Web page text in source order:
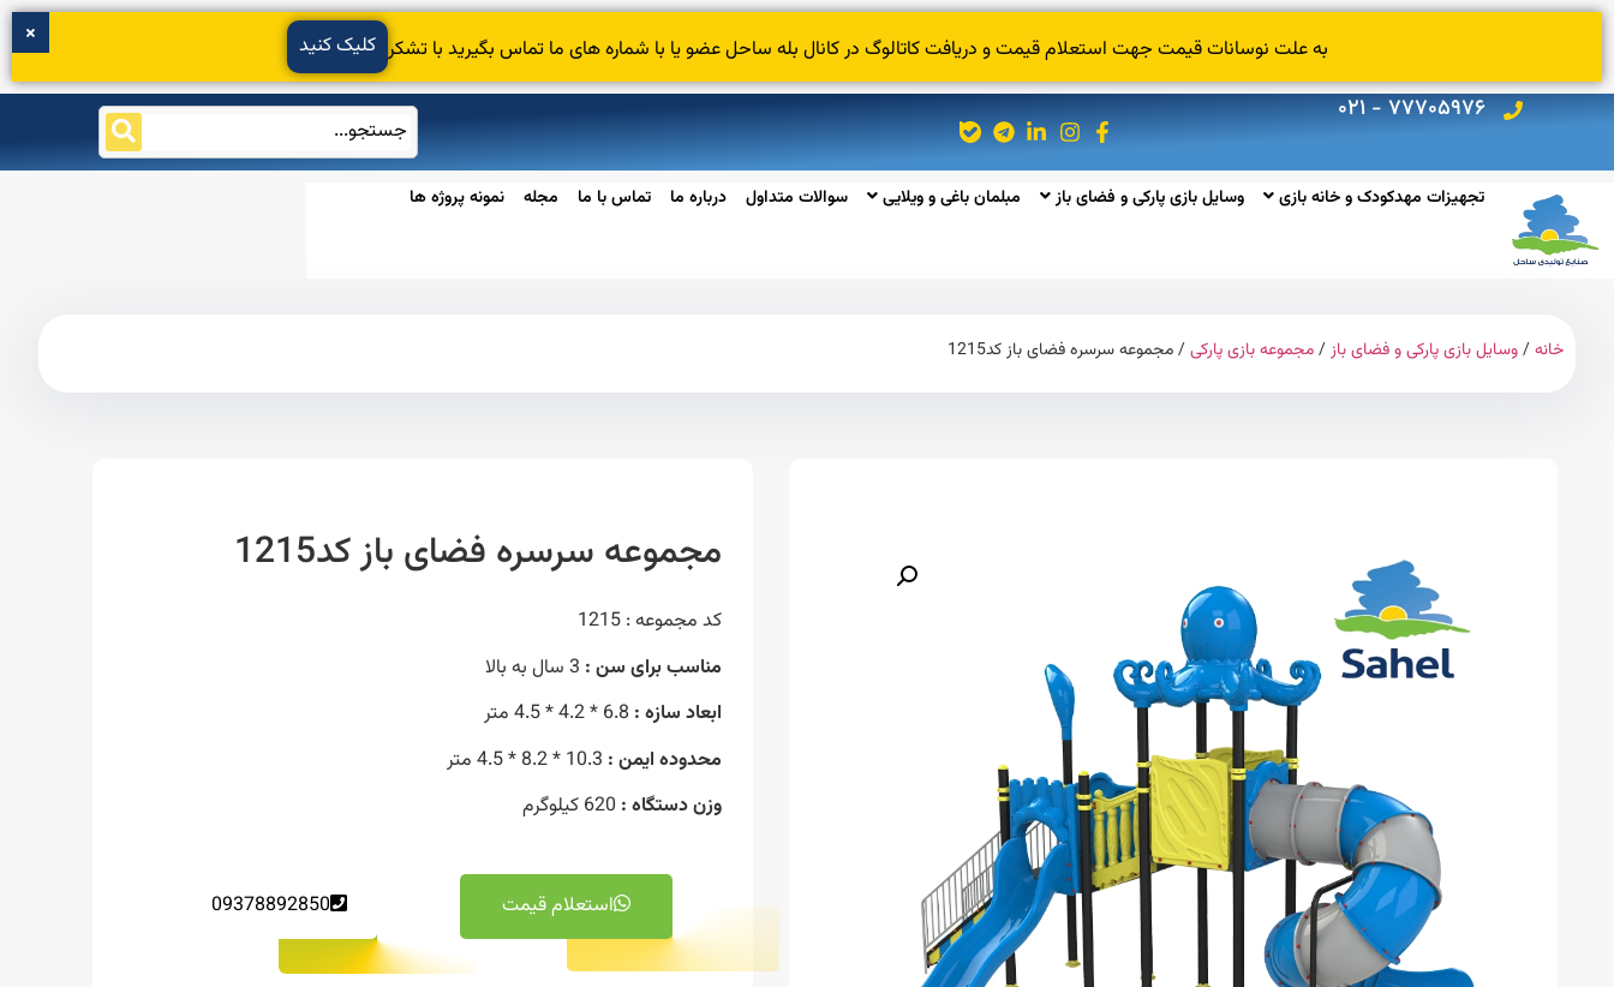
به علت نوسانات قیمت جهت استعلام قیمت و دریافت کاتالوگ در کانال بله ساحل عضو یا با شماره های ما تماس بگیرید با تشکر کلیک کنید
۷۷۷۰۵۹۷۶ - ۰۲۱
تجهیزات مهدکودک و خانه بازی وسایل بازی پارکی و فضای باز مبلمان باغی و ویلایی سوالات متداول درباره ما تماس با ما مجله نمونه پروژه ها
خانه/وسایل بازی پارکی و فضای باز/مجموعه بازی پارکی/ مجموعه سرسره فضای باز کد1215
مجموعه سرسره فضای باز کد1215
کد مجموعه : 1215
مناسب برای سن :
ابعاد سازه :
محدوده ایمن :
وزن دستگاه :
استعلام قیمت 09378892850